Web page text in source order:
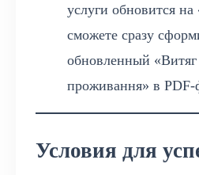
услуги обновится
сможете сразу
обновленный «Витяг
проживання» в PDF-
Условия для